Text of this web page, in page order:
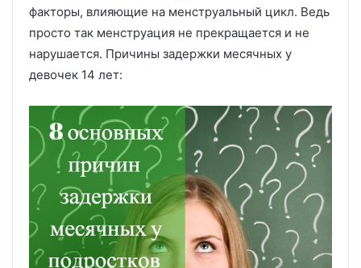
факторы, влияющие на менструальный цикл. Ведь
просто так менструация не прекращается и не
нарушается. Причины задержки месячных у
девочек 14 лет: